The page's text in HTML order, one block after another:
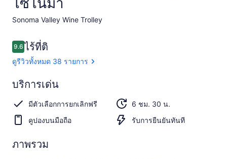
Sonoma Valley Wine Trolley​
รีวิว
9.69.6 จาก 10
ไร้ที่ติ
ดูรีวิวทั้งหมด 38 รายการ
9.6 จาก 10
ไร้
ติ
ดูรีวิว
38
รีวิว
บริการเด่น
มีตัวเลือกการยกเลิกฟรี
6 ชม. 30 น.
คูปองบนมือถือ
รับการยืนยันทันที
ภาพรวม